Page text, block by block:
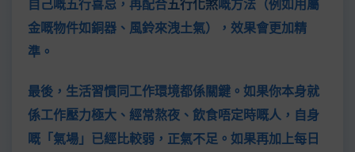
金嘅物件如銅器、風鈴來洩土氣），效果會更加精
準。
最後，生活習慣同工作環境都係關鍵。如果你本身就
係工作壓力極大、經常熬夜、飲食唔定時嘅人，自身
嘅「氣場」已經比較弱，正氣不足。如果再加上每日